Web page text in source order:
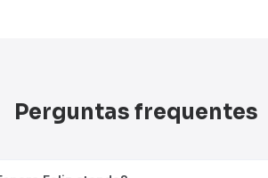
Perguntas frequentes